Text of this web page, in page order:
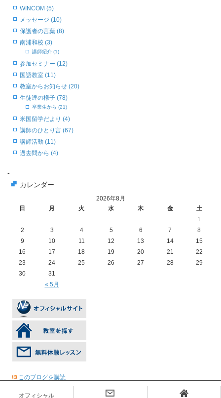
WINCOM (5)
メッセージ (10)
保護者の言葉 (8)
南浦和校 (3)
講師紹介 (1)
参加セミナー (12)
国語教室 (11)
教室からお知らせ (20)
生徒達の様子 (78)
卒業生から (21)
米国留学だより (4)
講師のひとり言 (67)
講師活動 (11)
過去問から (4)
-
カレンダー
2026年8月
日
月 火 水 木 金 土
« 5月
1
2
3 4 5 6 7
8
9
10 11 12 13 14
15
16
17 18 19 20 21
22
23
24 25 26 27 28
29
30
31
このブログを購読
オフィシャル